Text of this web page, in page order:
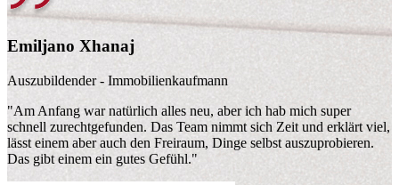
Emiljano Xhanaj
Auszubildender - Immobilienkaufmann
"Am Anfang war natürlich alles neu, aber ich hab mich super
schnell zurechtgefunden. Das Team nimmt sich Zeit und erklärt viel,
lässt einem aber auch den Freiraum, Dinge selbst auszuprobieren.
Das gibt einem ein gutes Gefühl."